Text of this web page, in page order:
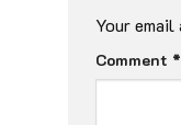
Your
Comment *